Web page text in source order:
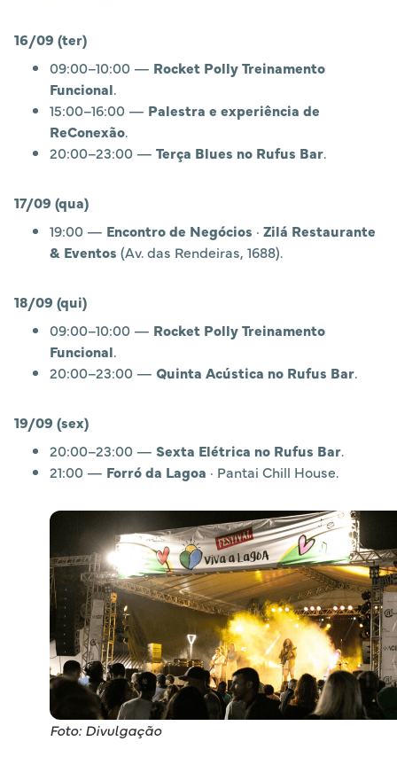
16/09 (ter)
09:00–10:00 — Rocket Polly Treinamento
Funcional.
15:00–16:00 — Palestra e experiência de
ReConexão.
20:00–23:00 — Terça Blues no Rufus Bar.
17/09 (qua)
19:00 — Encontro de Negócios · Zilá Restaurante
& Eventos (Av. das Rendeiras, 1688).
18/09 (qui)
09:00–10:00 — Rocket Polly Treinamento
Funcional.
20:00–23:00 — Quinta Acústica no Rufus Bar.
19/09 (sex)
20:00–23:00 — Sexta Elétrica no Rufus Bar.
21:00 — Forró da Lagoa · Pantai Chill House.
Foto: Divulgação